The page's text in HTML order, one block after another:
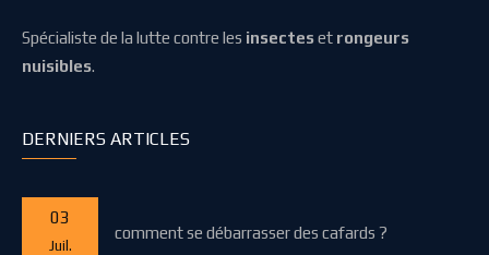
Spécialiste de la lutte contre les insecteset rongeurs
nuisibles.
DERNIERS ARTICLES
03
Juil.
comment se débarrasser des cafards ?